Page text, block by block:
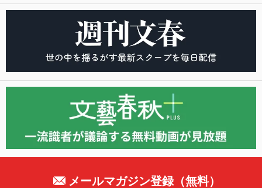
メールマガジン登録（無料）